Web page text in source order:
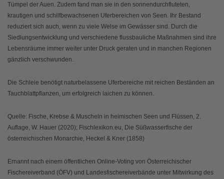
Tümpel der Auen. Zudem fand man sie in den sonnendurchfluteten,
krautigen und schilfbewachsenen Uferbereichen von Seen. Ihr Bestand
reduziert sich auch, wenn zu viele Welse im Gewässer sind. Durch die
Siedlungsentwicklung und verschiedene flussbauliche Maßnahmen sind ihre
Lebensräume immer weiter unter Druck geraten und in manchen Regionen
gänzlich verschwunden.
Die Schleie benötigt naturbelassene Uferbereiche mit reichen Beständen an
Tauchblattpflanzen, um erfolgreich laichen zu können.
Quelle: Fische, Krebse & Muscheln in heimischen Seen und Flüssen, 2.
Auflage, W. Hauer (2020); Fischlexikon.eu, Die Süßwasserfische der
österreichischen Monarchie, Heckel & Kner (1858)
Ernannt nach einem öffentlichen Online-Voting von Österreichischer
Fischereiverband (ÖFV) und Landesfischereiverbände unter Mitwirkung des